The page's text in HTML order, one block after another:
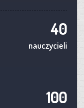
40
nauczycieli
100